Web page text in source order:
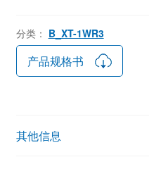
分类： B_XT-1WR3
产品规格书
其他信息